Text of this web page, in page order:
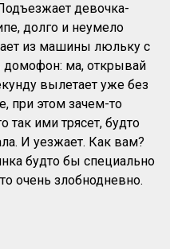
девочка-
долго и неумело
из машины люльку с
домофон: ма, открывай
вылетает уже без
при этом зачем-то
так ими трясет, будто
И уезжает. Как вам?
будто бы специально
очень злобнодневно.